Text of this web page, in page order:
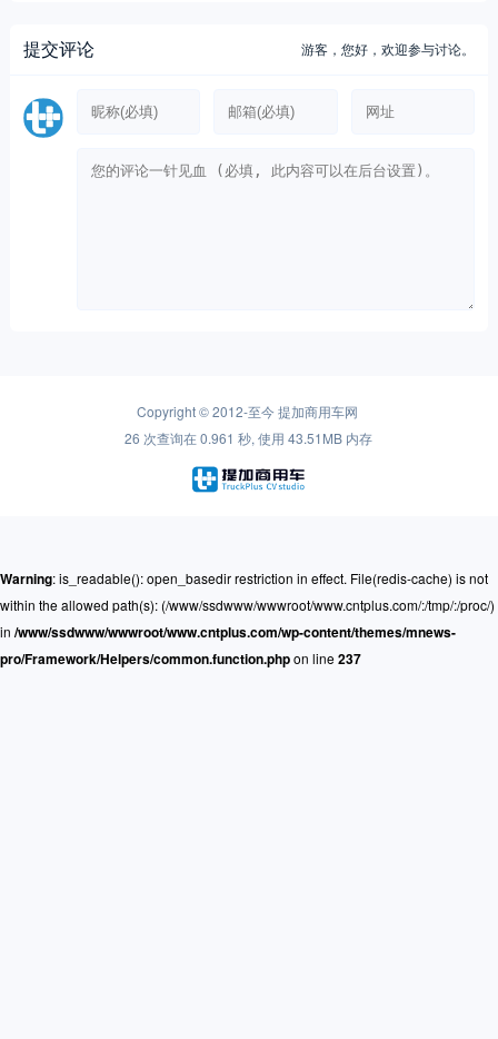
提交评论 游客，您好，欢迎参与讨论。
Copyright © 2012-至今提加商用车网
26 次查询在 0.961 秒, 使用 43.51MB 内存
Warning: is_readable(): open_basedir restriction in effect. File(redis-cache) is not
within the allowed path(s): (/www/ssdwww/wwwroot/www.cntplus.com/:/tmp/:/proc/)
in /www/ssdwww/wwwroot/www.cntplus.com/wp-content/themes/mnews-
pro/Framework/Helpers/common.function.phpon line237